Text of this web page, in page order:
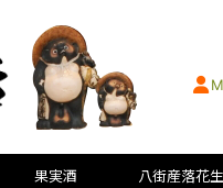
果実酒 八街産落花生